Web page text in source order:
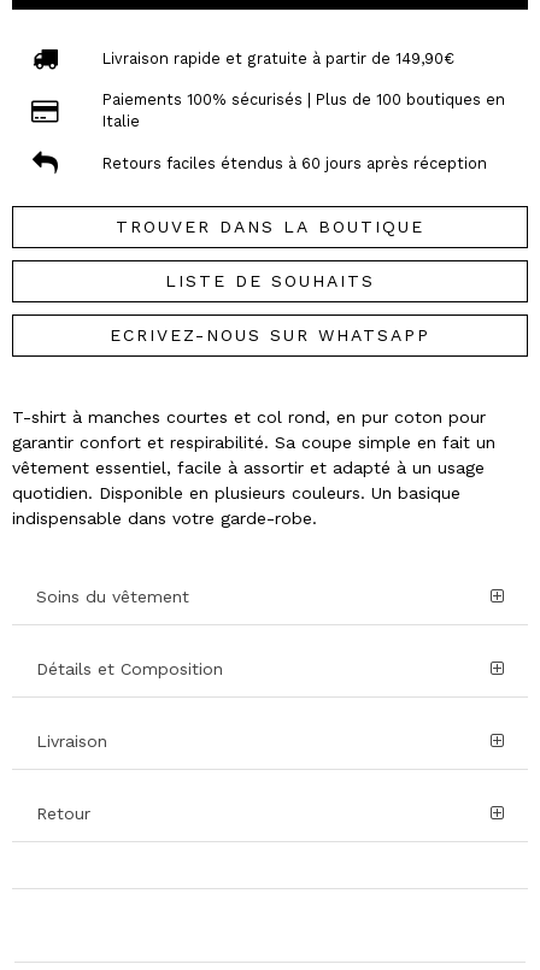
Livraison rapide et gratuite à partir de 149,90€
Paiements 100% sécurisés | Plus de 100 boutiques en
Italie
Retours faciles étendus à 60 jours après réception
TROUVER DANS LA BOUTIQUE
LISTE DE SOUHAITS
ECRIVEZ-NOUS SUR WHATSAPP
T-shirt à manches courtes et col rond, en pur coton pour
garantir confort et respirabilité. Sa coupe simple en fait un
vêtement essentiel, facile à assortir et adapté à un usage
quotidien. Disponible en plusieurs couleurs. Un basique
indispensable dans votre garde-robe.
Soins du vêtement
Détails et Composition
Livraison
Retour